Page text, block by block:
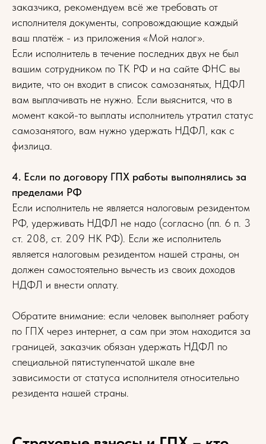
заказчика, рекомендуем всё же требовать от
исполнителя документы, сопровождающие каждый
ваш платёж - из приложения «Мой налог».
Если исполнитель в течение последних двух не был
вашим сотрудником по ТК РФ и на сайте ФНС вы
видите, что он входит в список самозанятых, НДФЛ
вам выплачивать не нужно. Если выяснится, что в
момент какой-то выплаты исполнитель утратил статус
самозанятого, вам нужно удержать НДФЛ, как с
физлица.
4. Если по договору ГПХ работы выполнялись за
пределами РФ
Если исполнитель не является налоговым резидентом
РФ, удерживать НДФЛ не надо (согласно (пп. 6 п. 3
ст. 208, ст. 209 НК РФ). Если же исполнитель
является налоговым резидентом нашей страны, он
должен самостоятельно вычесть из своих доходов
НДФЛ и внести оплату.
Обратите внимание: если человек выполняет работу
по ГПХ через интернет, а сам при этом находится за
границей, заказчик обязан удержать НДФЛ по
специальной пятиступенчатой шкале вне
зависимости от статуса исполнителя относительно
резидента нашей страны.